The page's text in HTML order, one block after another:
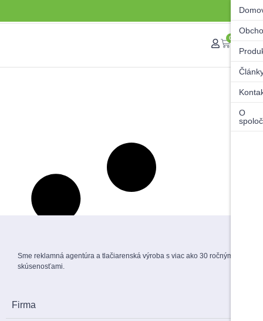
0
O
Sme reklamná agentúra a tlačiarenská výroba s viac ako 30 ročnými
skúsenosťami.
Firma